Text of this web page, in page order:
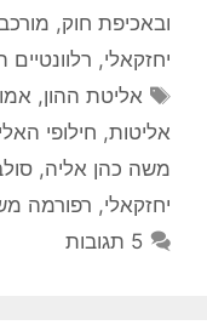
ובאכיפת חוק,
יחזקאלי, רלוונטיים
תגיות
אליטת ההון,
אליטות, חילופי
משה כהן אליה,
יחזקאלי, רפורמה
5 תגובות